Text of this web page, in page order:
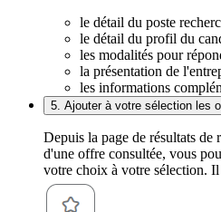
le détail du poste
le détail du profil du
les modalités pour
la présentation de
les informations
5. Ajouter à votre sélection les
Depuis la page de résultats de
d'une offre consultée, vous
votre choix à votre sélection.